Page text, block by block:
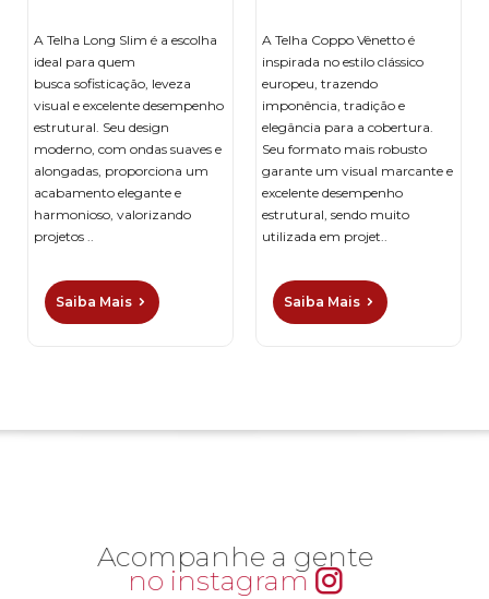
A Telha Long Slim é a escolha
ideal para quem
busca sofisticação, leveza
visual e excelente desempenho
estrutural. Seu design
moderno, com ondas suaves e
alongadas, proporciona um
acabamento elegante e
harmonioso, valorizando
projetos ..
Saiba Mais
A Telha Coppo Vênetto é
inspirada no estilo clássico
europeu, trazendo
imponência, tradição e
elegância para a cobertura.
Seu formato mais robusto
garante um visual marcante e
excelente desempenho
estrutural, sendo muito
utilizada em projet..
Saiba Mais
Acompanhe a gente
no instagram